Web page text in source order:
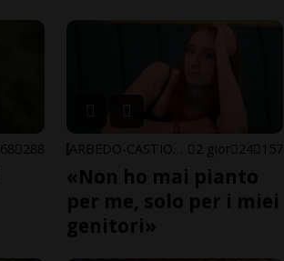
68 288 2 gior 24 157
«Non ho mai pianto
per me, solo per i miei
genitori»